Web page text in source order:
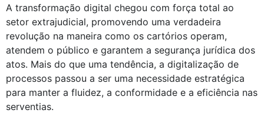
A transformação digital chegou com força total ao
setor extrajudicial, promovendo uma verdadeira
revolução na maneira como os cartórios operam,
atendem o público e garantem a segurança jurídica dos
atos. Mais do que uma tendência, a digitalização de
processos passou a ser uma necessidade estratégica
para manter a fluidez, a conformidade e a eficiência nas
serventias.